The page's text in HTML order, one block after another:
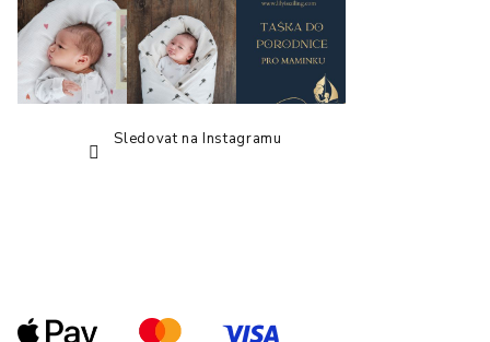
Sledovat na Instagramu